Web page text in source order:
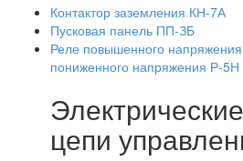
Контактор заземления КН-7А
Пусковая панель ПП-ЗБ
Реле повышенного
пониженного напряжения Р-5Н
цепи